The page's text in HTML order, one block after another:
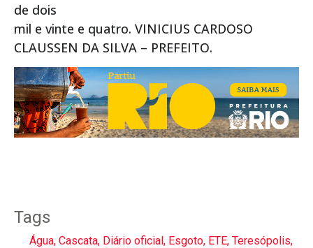
de dois
mil e vinte e quatro. VINICIUS CARDOSO
CLAUSSEN DA SILVA – PREFEITO.
Tags
Água, Cascata, Diário oficial, Esgoto, ETE, Teresópolis,